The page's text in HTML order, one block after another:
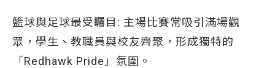
籃球與足球最受矚目: 主場比賽常吸引滿場觀
眾，學生、教職員與校友齊聚，形成獨特的
「Redhawk Pride」氛圍。